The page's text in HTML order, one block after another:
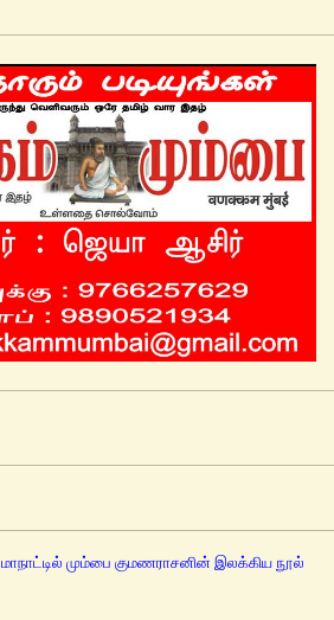
மும்பை குமணராசனின் இலக்கிய நூல்